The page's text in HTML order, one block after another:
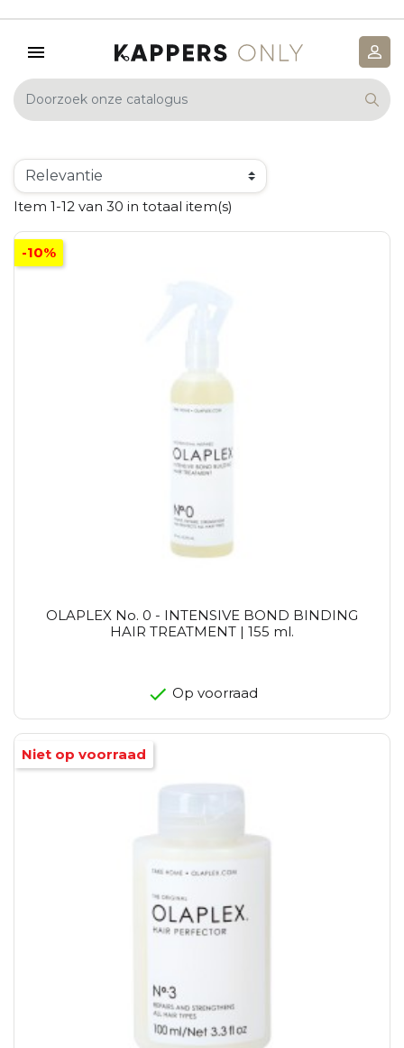
Item 1-12 van 30 in totaal item(s)
OLAPLEX No. 0 - INTENSIVE BOND BINDING
HAIR TREATMENT | 155 ml.
-10%
Op voorraad
Niet op voorraad